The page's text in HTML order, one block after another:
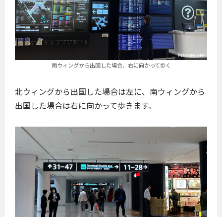
南ウィングから出国した場合、右に向かって歩く
北ウィングから出国した場合は左に、南ウィングから
出国した場合は右に向かって歩きます。